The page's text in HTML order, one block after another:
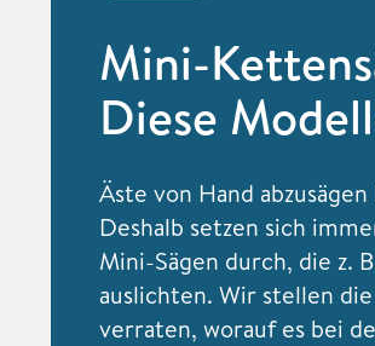
Mini-
Diese
Äste von Hand
Deshalb setzen sich
Mini-Sägen durch, die z.
auslichten. Wir stellen
verraten, worauf es bei